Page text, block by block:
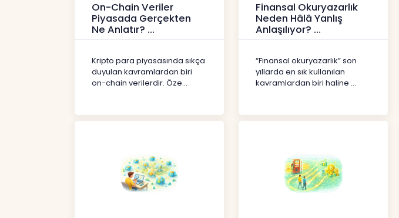
On-Chain Veriler
Piyasada Gerçekten
Ne Anlatır?
Kripto para piyasasında sıkça
duyulan kavramlardan biri
on-chain verilerdir. Öze...
Finansal Okuryazarlık
Neden Hâlâ Yanlış
Anlaşılıyor?
“Finansal okuryazarlık” son
yıllarda en sık kullanılan
kavramlardan biri haline ...